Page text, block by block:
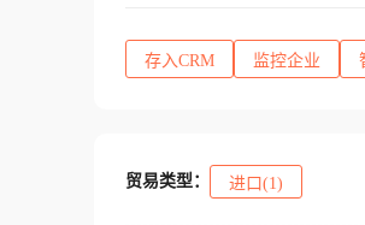
存入CRM 监控企业
贸易类型： 进口(1)